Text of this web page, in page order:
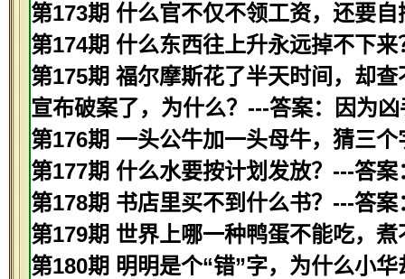
第173期 什么官不仅不领工资，还要
第174期 什么东西往上升永远掉不下
第175期 福尔摩斯花了半天时间，却
宣布破案了，为什么？---答案：因为
第176期 一头公牛加一头母牛，猜三
第177期 什么水要按计划发放？---答案
第178期 书店里买不到什么书？---答案
第179期 世界上哪一种鸭蛋不能吃，
第180期 明明是个“错”字，为什么小